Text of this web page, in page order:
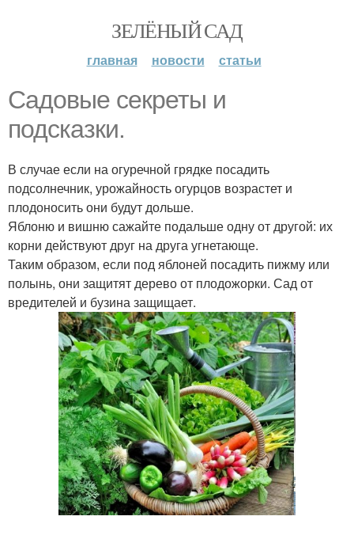
ЗЕЛЁНЫЙ САД
главная новости статьи
Садовые секреты и
подсказки.
В случае если на огуречной грядке посадить
подсолнечник, урожайность огурцов возрастет и
плодоносить они будут дольше.
Яблоню и вишню сажайте подальше одну от другой: их
корни действуют друг на друга угнетающе.
Таким образом, если под яблоней посадить пижму или
полынь, они защитят дерево от плодожорки. Сад от
вредителей и бузина защищает.